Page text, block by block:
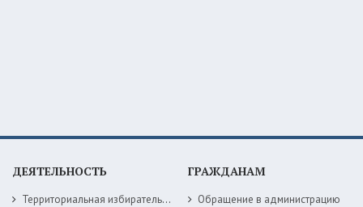
ДЕЯТЕЛЬНОСТЬ
Территориальная избирательная комиссия
ГРАЖДАНАМ
Обращение в администрацию